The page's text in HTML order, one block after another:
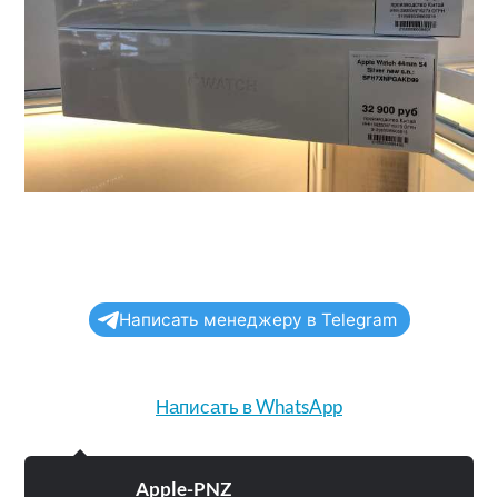
Написать менеджеру в Telegram
Написать в WhatsApp
Apple-PNZ